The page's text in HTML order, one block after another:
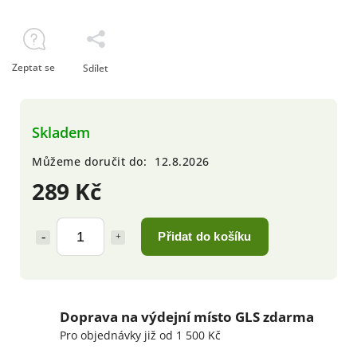
289 Kč
Přidat do košíku
Skladem
Můžeme doručit do: 12.8.2026
Zeptat se Sdílet
Doprava na výdejní místo GLS zdarma
Pro objednávky již od 1 500 Kč